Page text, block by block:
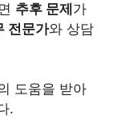
추후 문제 가
전문가와 상담
도움을 받아
.